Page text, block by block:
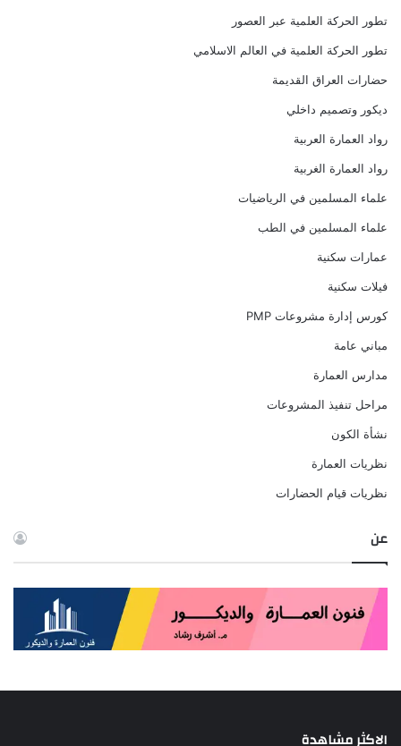
تطور الحركة العلمية عبر العصور
تطور الحركة العلمية في العالم الاسلامي
حضارات العراق القديمة
ديكور وتصميم داخلي
رواد العمارة العربية
رواد العمارة الغربية
علماء المسلمين في الرياضيات
علماء المسلمين في الطب
عمارات سكنية
فيلات سكنية
كورس إدارة مشروعات PMP
مباني عامة
مدارس العمارة
مراحل تنفيذ المشروعات
نشأة الكون
نظريات العمارة
نظريات قيام الحضارات
عن
الاكثر مشاهدة